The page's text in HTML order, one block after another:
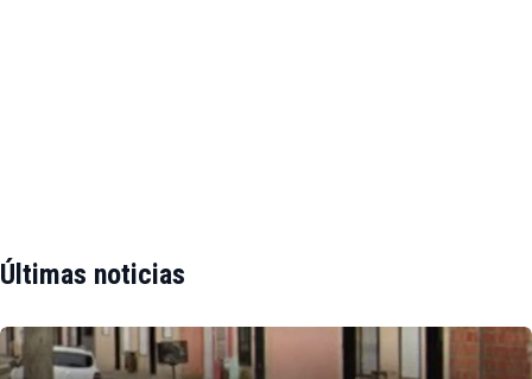
Últimas noticias